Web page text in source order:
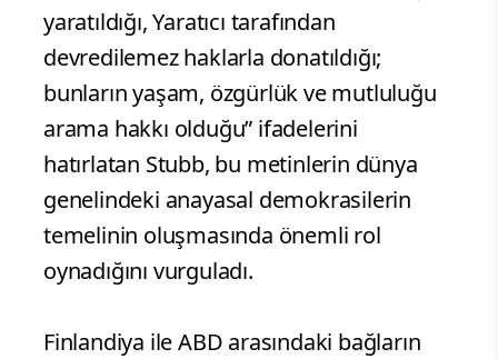
yaratıldığı, Yaratıcı tarafından
devredilemez haklarla donatıldığı;
bunların yaşam, özgürlük ve mutluluğu
arama hakkı olduğu” ifadelerini
hatırlatan Stubb, bu metinlerin dünya
genelindeki anayasal demokrasilerin
temelinin oluşmasında önemli rol
oynadığını vurguladı.
Finlandiya ile ABD arasındaki bağların